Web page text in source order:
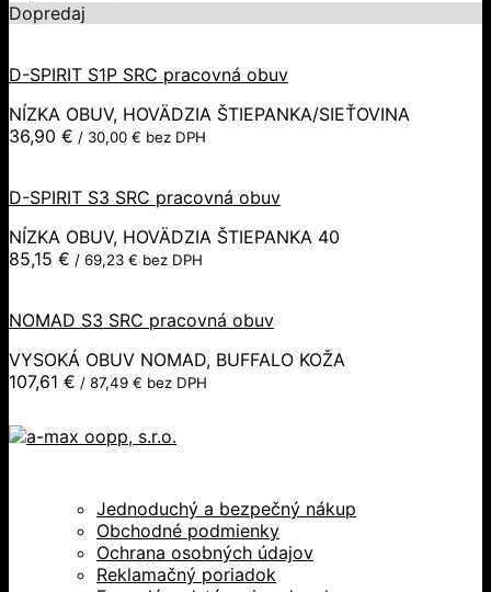
Dopredaj
D-SPIRIT S1P SRC pracovná obuv
NÍZKA OBUV, HOVÄDZIA ŠTIEPANKA/SIEŤOVINA
36,90 € / 30,00 € bez DPH
D-SPIRIT S3 SRC pracovná obuv
NÍZKA OBUV, HOVÄDZIA ŠTIEPANKA 40
85,15 € / 69,23 € bez DPH
NOMAD S3 SRC pracovná obuv
VYSOKÁ OBUV NOMAD, BUFFALO KOŽA
107,61 € / 87,49 € bez DPH
Jednoduchý a bezpečný nákup
Obchodné podmienky
Ochrana osobných údajov
Reklamačný poriadok